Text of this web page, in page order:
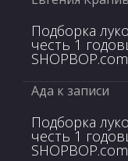
Подборка
честь 1
SHOPBOP.com
Ада к записи
Подборка
честь 1
SHOPBOP.com